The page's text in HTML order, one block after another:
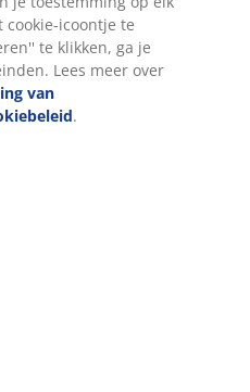
icoontje te
te klikken, ga je
Lees meer over
van
.